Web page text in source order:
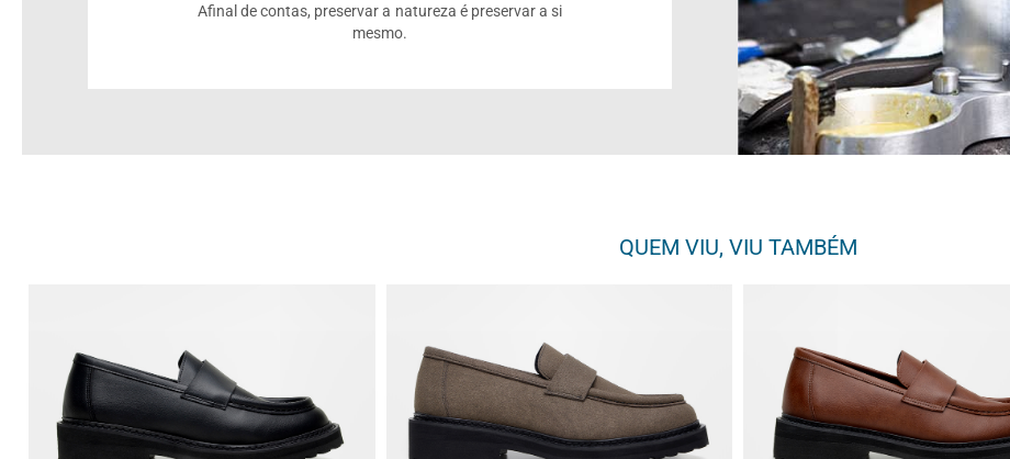
Afinal de contas, preservar a natureza é preservar a si
mesmo.
QUEM VIU, VIU TAMBÉM